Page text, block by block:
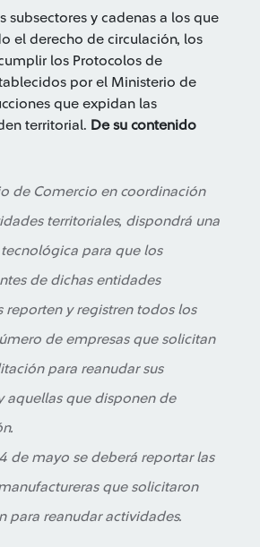
subsectores y cadenas a los que
el derecho de circulación, los
los Protocolos de
por el Ministerio de
que expidan las
territorial. De su contenido
de Comercio en coordinación
territoriales, dispondrá una
para que los
de dichas entidades
reporten y registren todos los
de empresas que solicitan
para reanudar sus
aquellas que disponen de
de mayo se deberá reportar las
que solicitaron
para reanudar actividades.